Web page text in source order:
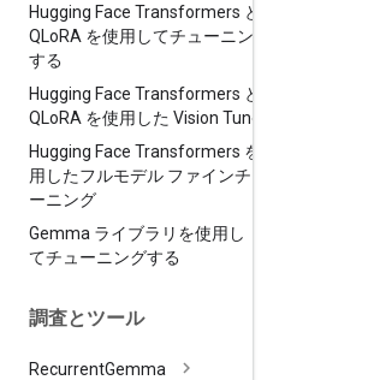
Hugging Face Transformers と
QLoRA を使用してチューニング
する
Hugging Face Transformers と
QLoRA を使用した Vision Tune
Hugging Face Transformers を使
用したフルモデル ファインチュ
ーニング
Gemma ライブラリを使用し
てチューニングする
調査とツール
RecurrentGemma